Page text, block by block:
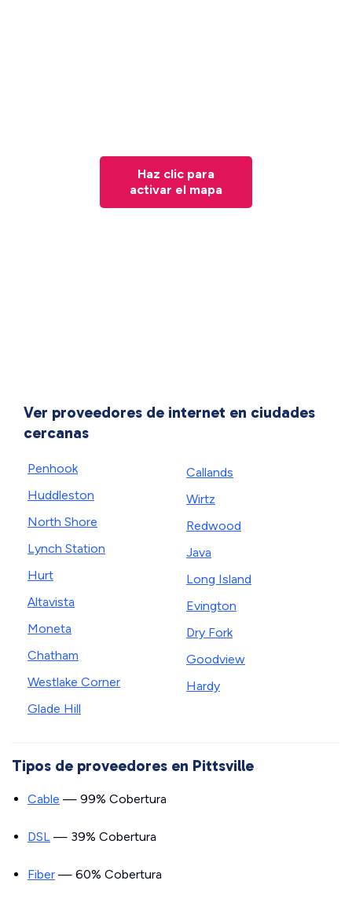
Haz clic para
activar el mapa
Ver proveedores de internet en ciudades
cercanas
Penhook
Huddleston
North Shore
Lynch Station
Hurt
Altavista
Moneta
Chatham
Westlake Corner
Glade Hill
Callands
Wirtz
Redwood
Java
Long Island
Evington
Dry Fork
Goodview
Hardy
Tipos de proveedores en Pittsville
Cable — 99% Cobertura
DSL — 39% Cobertura
Fiber — 60% Cobertura